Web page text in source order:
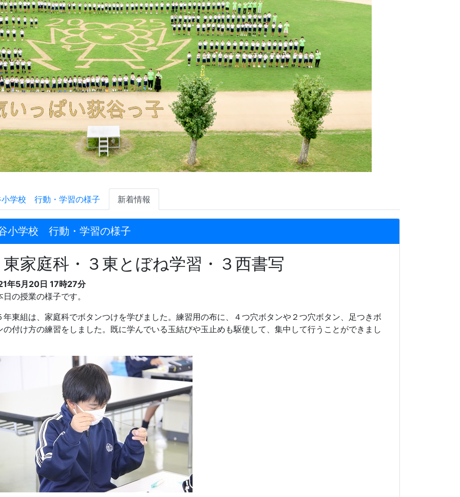
小学校 行動・学習の様子 新着情報
小学校 行動・学習の様子
家庭科・３東とぼね学習・３西書写
年5月20日 17時27分
の授業の様子です。
東組は、家庭科でボタンつけを学びました。練習用の布に、４つ穴ボタンや２つ穴ボタン、足つきボ
の付け方の練習をしました。既に学んでいる玉結びや玉止めも駆使して、集中して行うことができまし